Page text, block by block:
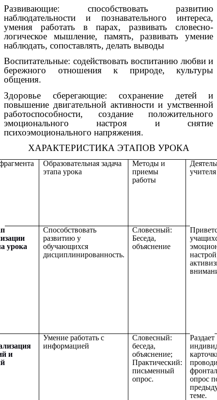
Развивающие: способствовать развитию
наблюдательности и познавательного интереса,
умения работать в парах, развивать словесно-
логическое мышление, память, развивать умение
наблюдать, сопоставлять, делать выводы
Воспитательные: содействовать воспитанию любви и
бережного отношения к природе, культуры
общения.
Здоровье сберегающие: сохранение детей и
повышение двигательной активности и умственной
работоспособности, создание положительного
эмоционального настроя и снятие
психоэмоционального напряжения.
ХАРАКТЕРИСТИКА ЭТАПОВ УРОКА
Образовательная задача
этапа урока
Методы и
приемы
работы
учителя
урока
Способствовать
развитию у
обучающихся
дисциплинированность.
Словесный:
Беседа,
объяснение
и
Умение работать с
информацией
Словесный:
беседа,
объяснение;
Практический:
письменный
опрос.
Раздает
опрос
теме.